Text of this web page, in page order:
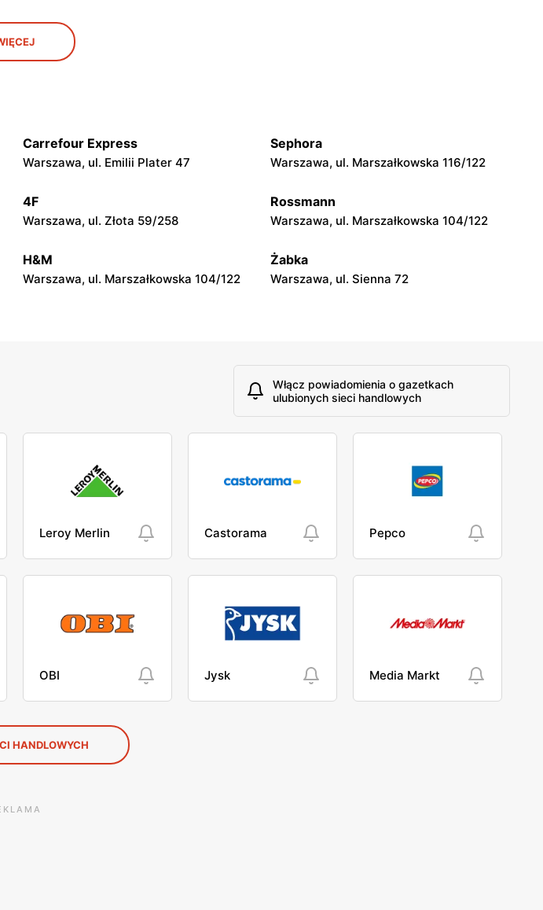
Topaz
Mińsk Mazowiecki, ul. Dąbrówki 52
Topaz Topaz
Topaz Topaz
Carrefour Express
Warszawa, ul. Emilii Plater 47
Sephora
Warszawa, ul. Marszałkowska 116/122
4F
Warszawa, ul. Złota 59/258
Rossmann
Warszawa, ul. Marszałkowska 104/122
H&M
Warszawa, ul. Marszałkowska 104/122
Żabka
Warszawa, ul. Sienna 72
Włącz powiadomienia o gazetkach
ulubionych sieci handlowych
Leroy Merlin Castorama Pepco
OBI Jysk Media Markt
HANDLOWYCH